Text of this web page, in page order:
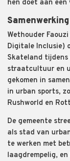
hen doet aan een
Wethouder
Digitale Inclusie)
Skateland tijdens
straatcultuur en
gekomen in
in urban sports,
Rushworld en
De gemeente
als stad van
te werken met
laagdrempelig,